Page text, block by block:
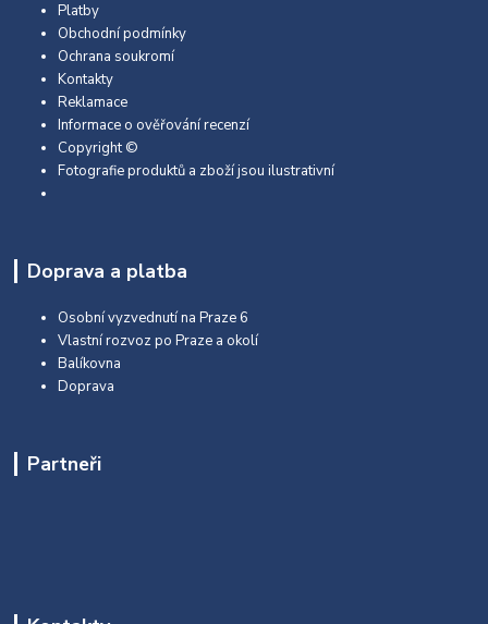
Platby
Obchodní podmínky
Ochrana soukromí
Kontakty
Reklamace
Informace o ověřování recenzí
Copyright ©
Fotografie produktů a zboží jsou ilustrativní
Doprava a platba
Osobní vyzvednutí na Praze 6
Vlastní rozvoz po Praze a okolí
Balíkovna
Doprava
Partneři